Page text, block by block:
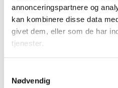
annonceringspartnere og
kan kombinere disse data
givet dem, eller som de har
tjenester.
Nødvendig
Læs mere
Pilotprojekter